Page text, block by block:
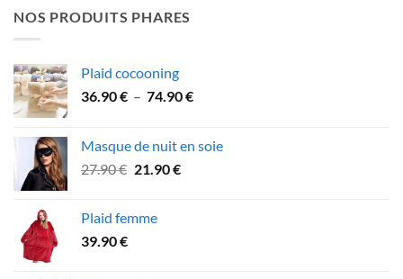
était :
18.90 €.
est :
15.90 €.
NOS PRODUITS PHARES
Plaid cocooning
36.90€ – 74.90€Plage
36.90 €
Masque de nuit en soie
27.90€ Le
était :
21.90€Le
Plaid femme
39.90€